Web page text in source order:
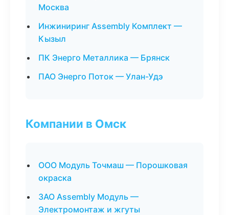
Москва
Инжиниринг Assembly Комплект —
Кызыл
ПК Энерго Металлика — Брянск
ПАО Энерго Поток — Улан-Удэ
Компании в Омск
ООО Модуль Точмаш — Порошковая
окраска
ЗАО Assembly Модуль —
Электромонтаж и жгуты